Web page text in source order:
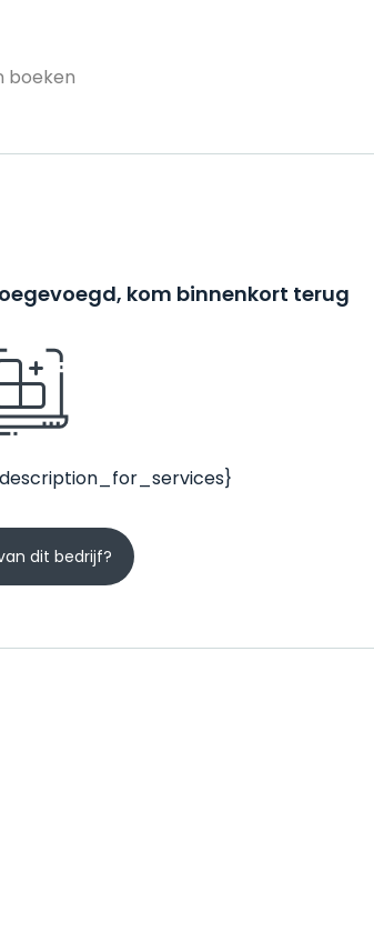
boeken
kom binnenkort terug
dit bedrijf?